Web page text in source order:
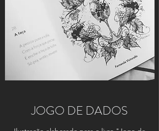
JOGO DE DADOS